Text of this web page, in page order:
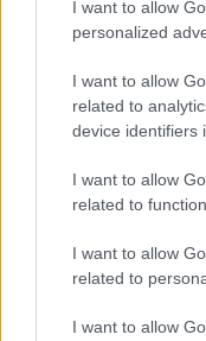
I want to allow
personalized
I want to allow
related to
device identifiers
I want to allow
related to
I want to allow
related to
I want to allow